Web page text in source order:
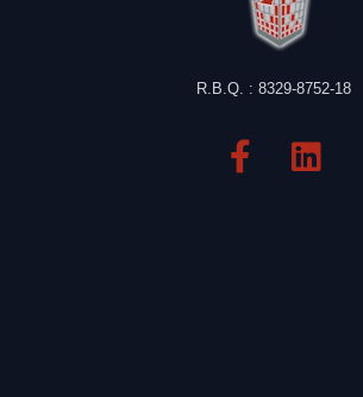
R.B.Q. : 8329-8752-18